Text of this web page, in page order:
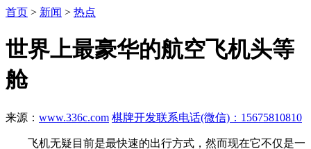
首页 > 新闻 > 热点
世界上最豪华的航空飞机头等
舱
来源： www.336c.com 棋牌开发联系电话(微信)：15675810810
飞机无疑目前是最快速的出行方式，然而现在它不仅是一